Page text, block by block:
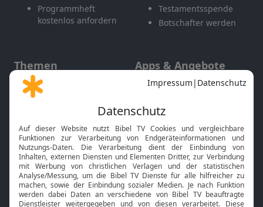
Programmheft
kostenlos anfordern
Testamentsspende
Botschafter werden
Themen
Gott und Bibel erklärt
Neuigkeiten
Apps & Angebote
Mobile App
Smart TV
HbbTV
Bibelthek Online-Bibel
Nächster Gottesdienst